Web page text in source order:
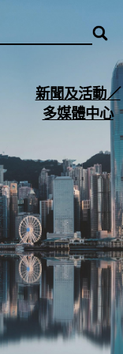
打
開
新聞及活動／
多媒體中心